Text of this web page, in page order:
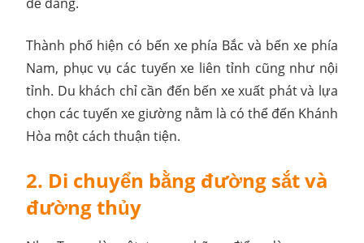
dễ dàng.
Thành phố hiện có bến xe phía Bắc và bến xe phía
Nam, phục vụ các tuyến xe liên tỉnh cũng như nội
tỉnh. Du khách chỉ cần đến bến xe xuất phát và lựa
chọn các tuyến xe giường nằm là có thể đến Khánh
Hòa một cách thuận tiện.
2. Di chuyển bằng đường sắt và
đường thủy